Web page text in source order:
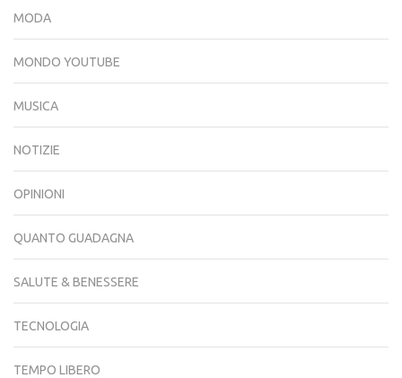
MODA
MONDO YOUTUBE
MUSICA
NOTIZIE
OPINIONI
QUANTO GUADAGNA
SALUTE & BENESSERE
TECNOLOGIA
TEMPO LIBERO